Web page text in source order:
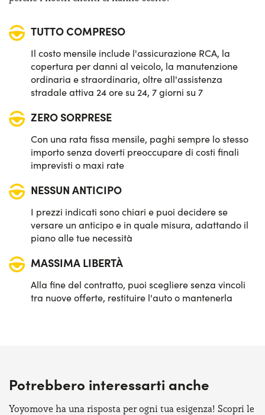
Sistema di frenata d'emergenza attiva
Telecamera posteriore di parcheggio
Vetri posteriori e lunotto oscurati
TUTTO COMPRESO
Il costo mensile include l'assicurazione RCA, la
copertura per danni al veicolo, la manutenzione
ordinaria e straordinaria, oltre all'assistenza
stradale attiva 24 ore su 24, 7 giorni su 7
ZERO SORPRESE
Con una rata fissa mensile, paghi sempre lo stesso
importo senza doverti preoccupare di costi finali
imprevisti o maxi rate
NESSUN ANTICIPO
I prezzi indicati sono chiari e puoi decidere se
versare un anticipo e in quale misura, adattando il
piano alle tue necessità
MASSIMA LIBERTÀ
Alla fine del contratto, puoi scegliere senza vincoli
tra nuove offerte, restituire l'auto o mantenerla
Potrebbero interessarti anche
Yoyomove ha una risposta per ogni tua esigenza! Scopri le